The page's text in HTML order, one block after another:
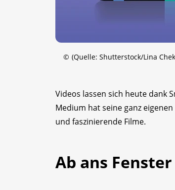
© (Quelle: Shutterstock/Lina
Videos lassen sich heute dank
Medium hat seine ganz
und faszinierende Filme.
Ab ans Fenster